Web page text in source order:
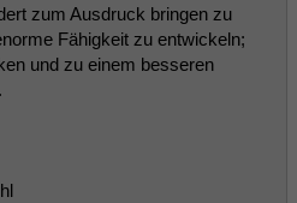
zum Ausdruck bringen zu
Fähigkeit zu entwickeln;
und zu einem besseren